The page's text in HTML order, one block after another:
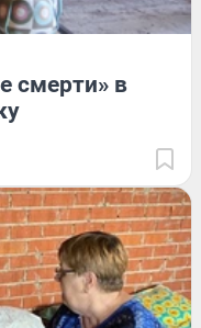
смерти» в